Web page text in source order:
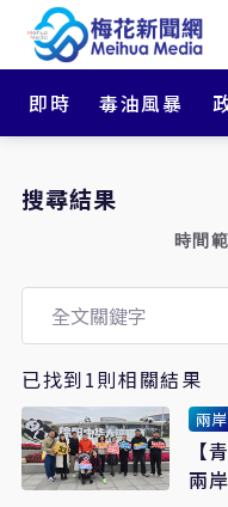
即時 毒油風暴
搜尋結果
時間
已找到1則相關結果
兩岸
【
兩